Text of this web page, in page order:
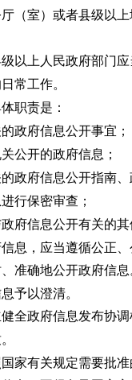
室）或者县级以上
上人民政府部门应
常工作。
职责是：
府信息公开事宜；
开的政府信息；
府信息公开指南、
行保密审查；
信息公开有关的其
息，应当遵循公正、
确地公开政府信息
予以澄清。
政府信息发布协调
有关规定需要批准